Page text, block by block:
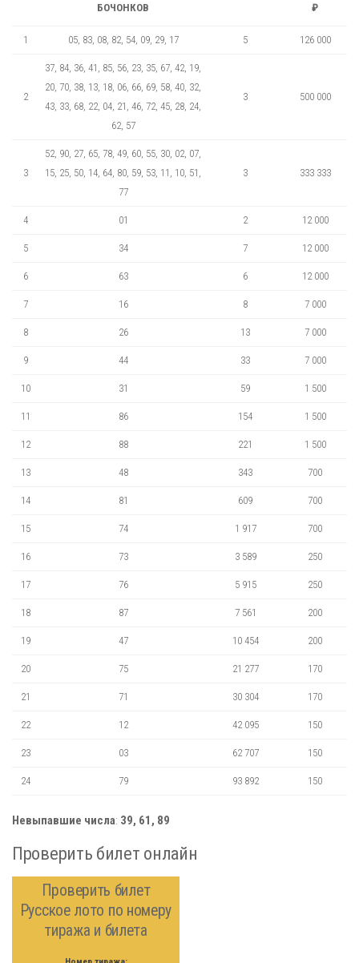
БОЧОНКОВ
₽
1 05, 83, 08, 82, 54, 09, 29, 17 5 126 000
2
37, 84, 36, 41, 85, 56, 23, 35, 67, 42, 19,
20, 70, 38, 13, 18, 06, 66, 69, 58, 40, 32,
43, 33, 68, 22, 04, 21, 46, 72, 45, 28, 24,
62, 57
3 500 000
3
52, 90, 27, 65, 78, 49, 60, 55, 30, 02, 07,
15, 25, 50, 14, 64, 80, 59, 53, 11, 10, 51,
77
3 333 333
4 01 2 12 000
5 34 7 12 000
6 63 6 12 000
7 16 8 7 000
8 26 13 7 000
9 44 33 7 000
10 31 59 1 500
11 86 154 1 500
12 88 221 1 500
13 48 343 700
14 81 609 700
15 74 1 917 700
16 73 3 589 250
17 76 5 915 250
18 87 7 561 200
19 47 10 454 200
20 75 21 277 170
21 71 30 304 170
22 12 42 095 150
23 03 62 707 150
24 79 93 892 150
Невыпавшие числа: 39, 61, 89
Проверить билет онлайн
Проверить билет
Русское лото по номеру
тиража и билета